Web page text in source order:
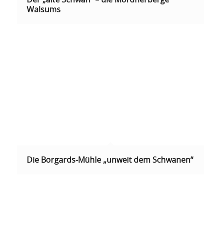
Walsums
Die Borgards-Mühle „unweit dem Schwanen“